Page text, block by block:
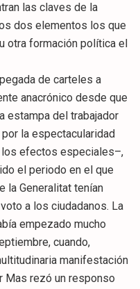
las claves de la
dos elementos los que
otra formación política el
de carteles a
anacrónico desde que
estampa del trabajador
la espectacularidad
efectos especiales–,
el periodo en el que
la Generalitat tenían
a los ciudadanos. La
empezado mucho
cuando,
manifestación
Mas rezó un responso